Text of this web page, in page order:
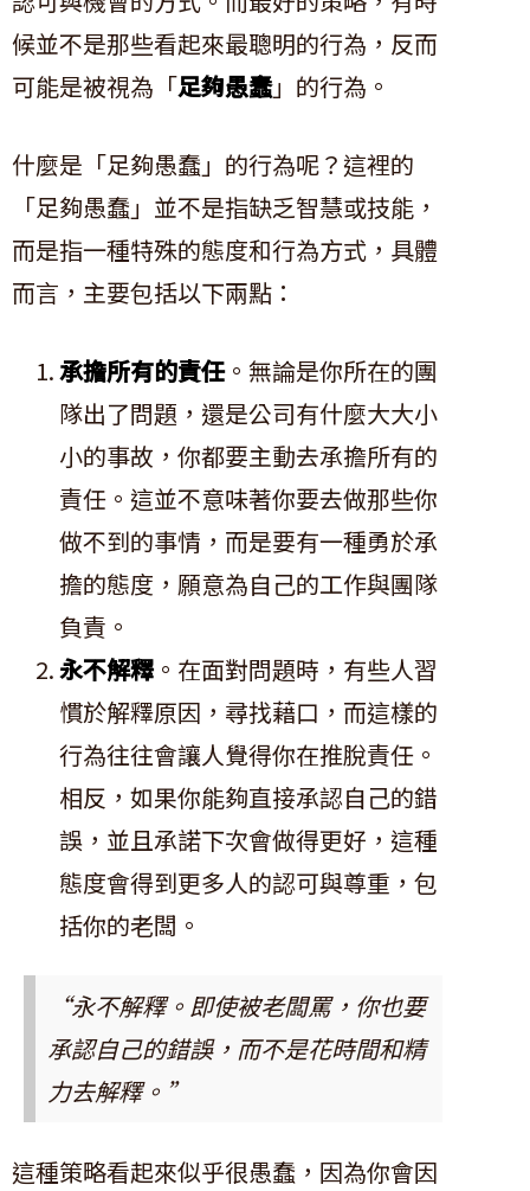
候並不是那些看起來最聰明的行為，反而
可能是被視為「足夠愚蠢」的行為。
什麼是「足夠愚蠢」的行為呢？這裡的
「足夠愚蠢」並不是指缺乏智慧或技能，
而是指一種特殊的態度和行為方式，具體
而言，主要包括以下兩點：
承擔所有的責任。無論是你所在的團
隊出了問題，還是公司有什麼大大小
小的事故，你都要主動去承擔所有的
責任。這並不意味著你要去做那些你
做不到的事情，而是要有一種勇於承
擔的態度，願意為自己的工作與團隊
負責。
永不解釋 。在面對問題時，有些人習
慣於解釋原因，尋找藉口，而這樣的
行為往往會讓人覺得你在推脫責任。
相反，如果你能夠直接承認自己的錯
誤，並且承諾下次會做得更好，這種
態度會得到更多人的認可與尊重，包
括你的老闆。
“永不解釋。即使被老闆罵，你也要
承認自己的錯誤，而不是花時間和精
力去解釋。”
這種策略看起來似乎很愚蠢，因為你會因